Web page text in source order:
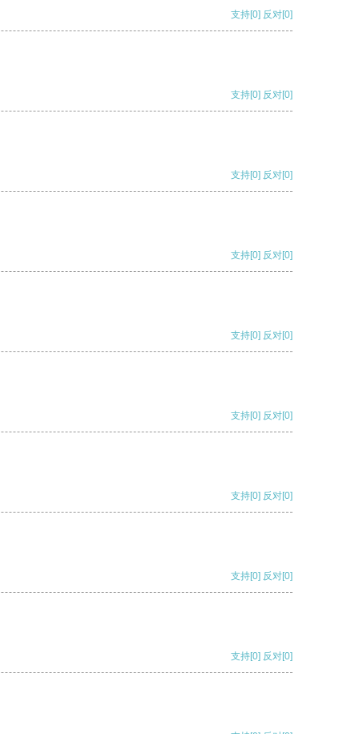
支持[0] 反对[0]
支持[0] 反对[0]
支持[0] 反对[0]
支持[0] 反对[0]
支持[0] 反对[0]
支持[0] 反对[0]
支持[0] 反对[0]
支持[0] 反对[0]
支持[0] 反对[0]